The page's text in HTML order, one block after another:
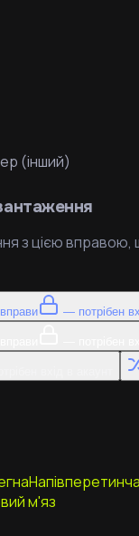
(інший)
з цією
— потрібен
м'яз